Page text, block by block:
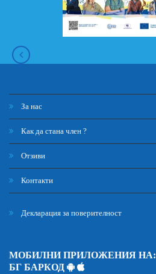
За нас
Как да стана член ?
Отзиви
Контакти
Декларация за поверителност
МОБИЛНИ ПРИЛОЖЕНИЯ НА:
БГ БАРКОД